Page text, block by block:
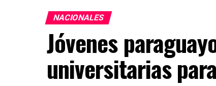
NACIONALES
Jóvenes
universitarias